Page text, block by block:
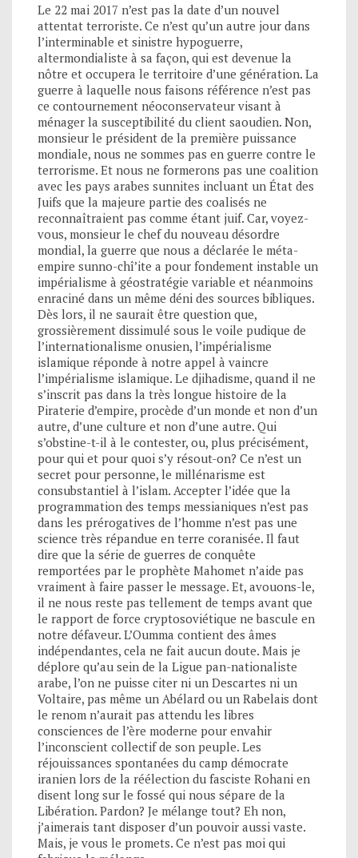
Le 22 mai 2017 n’est pas la date d’un nouvel
attentat terroriste. Ce n’est qu’un autre jour dans
l’interminable et sinistre hypoguerre,
altermondialiste à sa façon, qui est devenue la
nôtre et occupera le territoire d’une génération. La
guerre à laquelle nous faisons référence n’est pas
ce contournement néoconservateur visant à
ménager la susceptibilité du client saoudien. Non,
monsieur le président de la première puissance
mondiale, nous ne sommes pas en guerre contre le
terrorisme. Et nous ne formerons pas une coalition
avec les pays arabes sunnites incluant un État des
Juifs que la majeure partie des coalisés ne
reconnaîtraient pas comme étant juif. Car, voyez-
vous, monsieur le chef du nouveau désordre
mondial, la guerre que nous a déclarée le méta-
empire sunno-chî’ite a pour fondement instable un
impérialisme à géostratégie variable et néanmoins
enraciné dans un même déni des sources bibliques.
Dès lors, il ne saurait être question que,
grossièrement dissimulé sous le voile pudique de
l’internationalisme onusien, l’impérialisme
islamique réponde à notre appel à vaincre
l’impérialisme islamique. Le djihadisme, quand il ne
s’inscrit pas dans la très longue histoire de la
Piraterie d’empire, procède d’un monde et non d’un
autre, d’une culture et non d’une autre. Qui
s’obstine-t-il à le contester, ou, plus précisément,
pour qui et pour quoi s’y résout-on? Ce n’est un
secret pour personne, le millénarisme est
consubstantiel à l’islam. Accepter l’idée que la
programmation des temps messianiques n’est pas
dans les prérogatives de l’homme n’est pas une
science très répandue en terre coranisée. Il faut
dire que la série de guerres de conquête
remportées par le prophète Mahomet n’aide pas
vraiment à faire passer le message. Et, avouons-le,
il ne nous reste pas tellement de temps avant que
le rapport de force cryptosoviétique ne bascule en
notre défaveur. L’Oumma contient des âmes
indépendantes, cela ne fait aucun doute. Mais je
déplore qu’au sein de la Ligue pan-nationaliste
arabe, l’on ne puisse citer ni un Descartes ni un
Voltaire, pas même un Abélard ou un Rabelais dont
le renom n’aurait pas attendu les libres
consciences de l’ère moderne pour envahir
l’inconscient collectif de son peuple. Les
réjouissances spontanées du camp démocrate
iranien lors de la réélection du fasciste Rohani en
disent long sur le fossé qui nous sépare de la
Libération. Pardon? Je mélange tout? Eh non,
j’aimerais tant disposer d’un pouvoir aussi vaste.
Mais, je vous le promets. Ce n’est pas moi qui